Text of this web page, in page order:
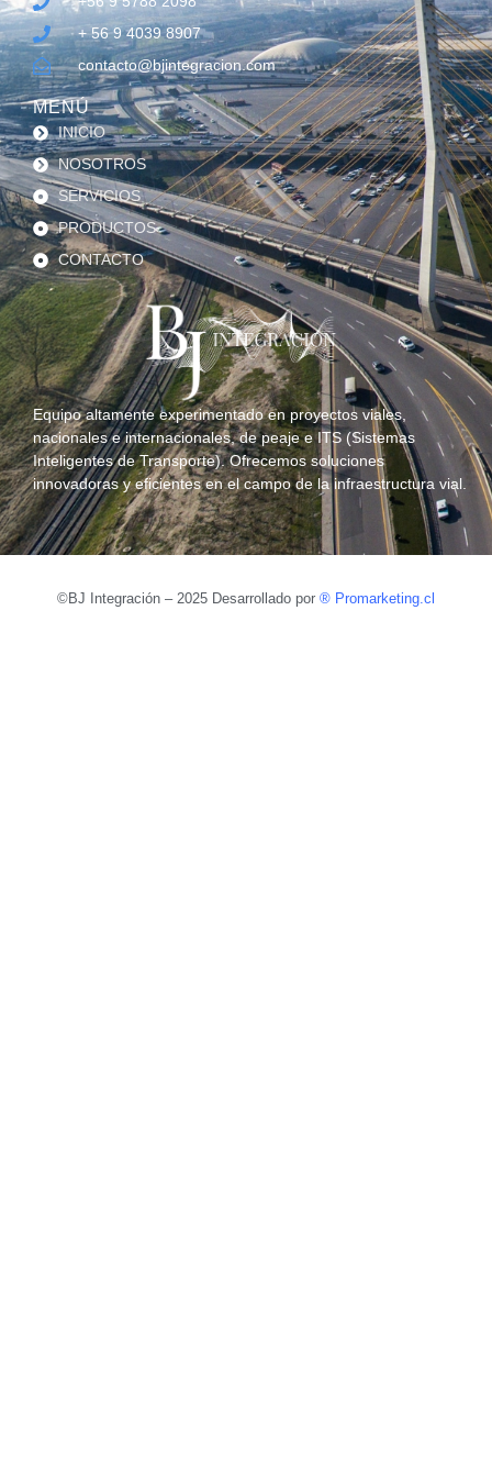
+ 56 9 4039 8907
contacto@bjintegracion.com
MENÚ
INICIO
NOSOTROS
SERVICIOS
PRODUCTOS
CONTACTO
Equipo altamente experimentado en proyectos viales,
nacionales e internacionales, de peaje e ITS (Sistemas
Inteligentes de Transporte). Ofrecemos soluciones
innovadoras y eficientes en el campo de la infraestructura vial.
©BJ Integración – 2025 Desarrollado por ® Promarketing.cl